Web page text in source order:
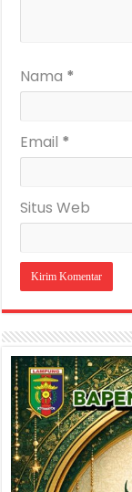
Nama *
Email *
Situs Web